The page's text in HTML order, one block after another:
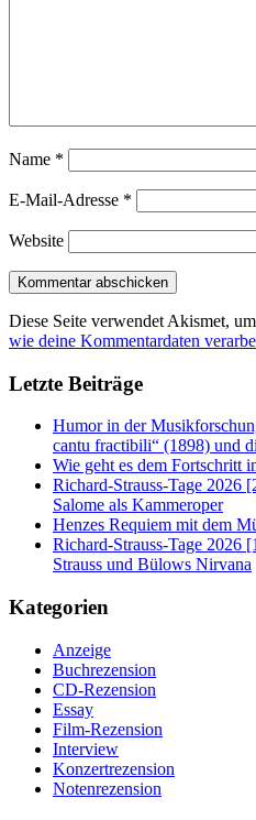
Name *
E-Mail-Adresse *
Website
Diese Seite verwendet Akismet,
wie deine Kommentardaten
Letzte Beiträge
Humor in der
cantu fractibili“ (1898) und
Wie geht es dem Fortschritt
Richard-Strauss-Tage 2026
Salome als Kammeroper
Henzes Requiem mit dem
Richard-Strauss-Tage 2026
Strauss und Bülows Nirvana
Kategorien
Anzeige
Buchrezension
CD-Rezension
Essay
Film-Rezension
Interview
Konzertrezension
Notenrezension